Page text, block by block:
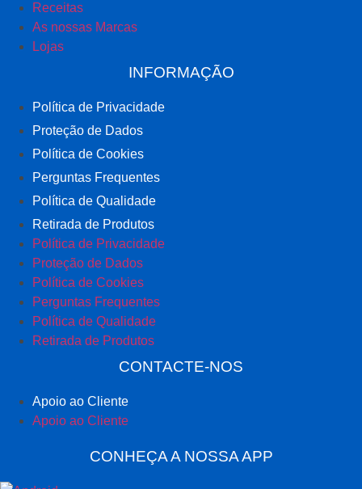
Receitas
As nossas Marcas
Lojas
INFORMAÇÃO
Política de Privacidade
Proteção de Dados
Política de Cookies
Perguntas Frequentes
Política de Qualidade
Retirada de Produtos
Política de Privacidade
Proteção de Dados
Política de Cookies
Perguntas Frequentes
Política de Qualidade
Retirada de Produtos
CONTACTE-NOS
Apoio ao Cliente
Apoio ao Cliente
CONHEÇA A NOSSA APP